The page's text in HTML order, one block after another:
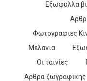
Εξωφυλλα
Φωτογραφιες
Μελανια
Οι ταινίες
Αρθρα ζωγραφικης